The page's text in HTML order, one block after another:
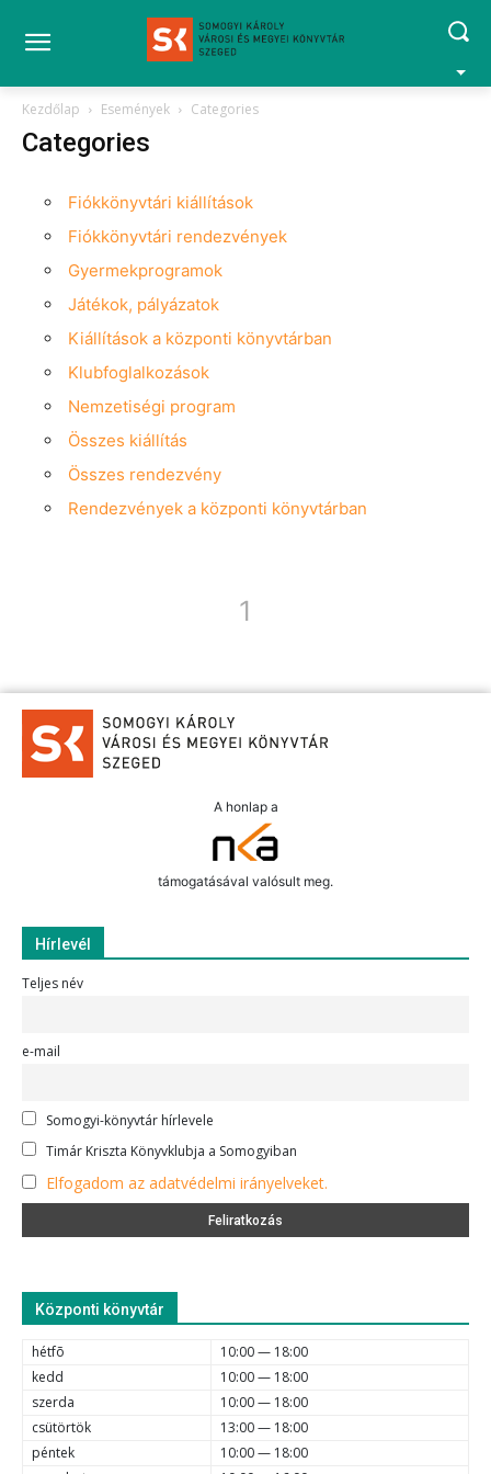
Kezdőlap Események Categories
Categories
Fiókkönyvtári kiállítások
Fiókkönyvtári rendezvények
Gyermekprogramok
Játékok, pályázatok
Kiállítások a központi könyvtárban
Klubfoglalkozások
Nemzetiségi program
Összes kiállítás
Összes rendezvény
Rendezvények a központi könyvtárban
1
A honlap a
támogatásával valósult meg.
Hírlevél
Teljes név
e-mail
Somogyi-könyvtár hírlevele
Timár Kriszta Könyvklubja a Somogyiban
Elfogadom az adatvédelmi irányelveket.
Központi könyvtár
hétfõ
10:00 — 18:00
kedd
10:00 — 18:00
szerda
10:00 — 18:00
csütörtök
13:00 — 18:00
péntek
10:00 — 18:00